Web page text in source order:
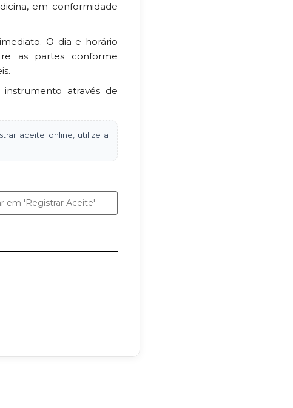
em conformidade
O dia e horário
as partes conforme
através de
aceite online, utilize a